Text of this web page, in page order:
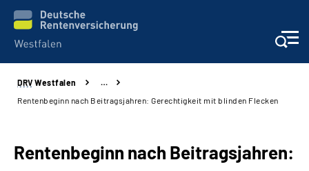
Kontakt und Beratung
DRV Westfalen
…
Rentenbeginn nach Beitragsjahren: Gerechtigkeit mit blinden Flecken
Rentenbeginn nach Beitragsjahren: